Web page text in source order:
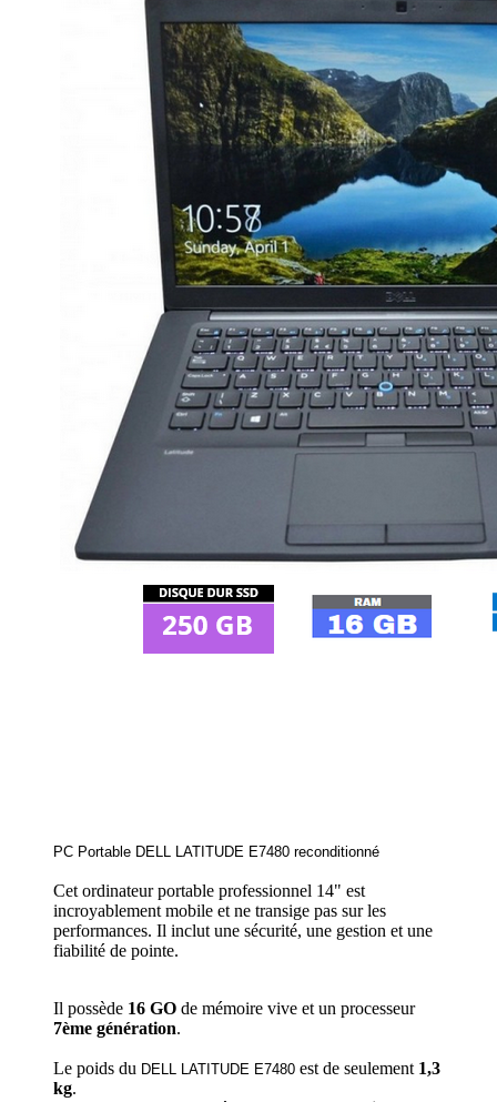
PC Portable DELL LATITUDE E7480 reconditionné
Cet ordinateur portable professionnel 14" est
incroyablement mobile et ne transige pas sur les
performances. Il inclut une sécurité, une gestion et une
fiabilité de pointe.
Il possède 16 GO de mémoire vive et un processeur
7ème génération.
Le poids du DELL LATITUDE E7480 est de seulement 1,3
kg.